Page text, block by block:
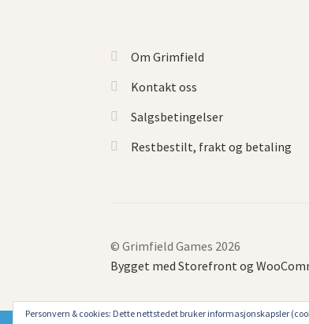
Om Grimfield
Kontakt oss
Salgsbetingelser
Restbestilt, frakt og betaling
© Grimfield Games 2026
Bygget med Storefront og
Personvern & cookies: Dette nettstedet bruker informasjonskapsler